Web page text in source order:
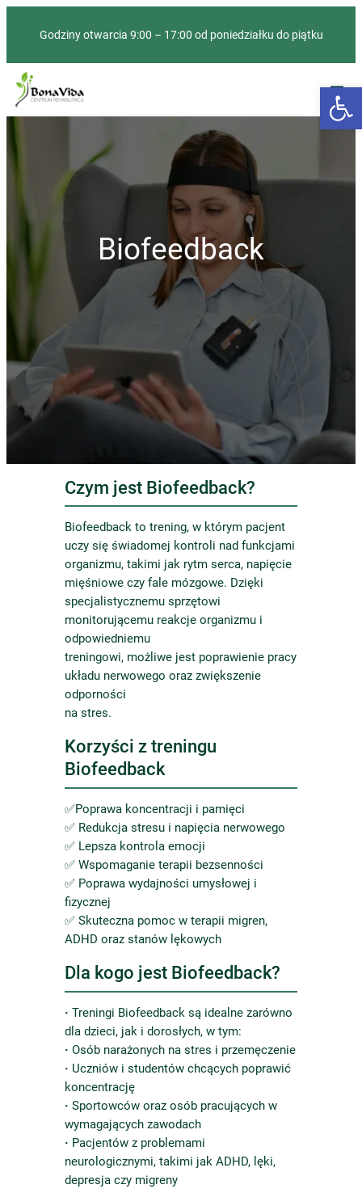
Godziny otwarcia 9:00 – 17:00 od poniedziałku do piątku
Biofeedback
Czym jest Biofeedback?
Biofeedback to trening, w którym pacjent
uczy się świadomej kontroli nad funkcjami
organizmu, takimi jak rytm serca, napięcie
mięśniowe czy fale mózgowe. Dzięki
specjalistycznemu sprzętowi
monitorującemu reakcje organizmu i
odpowiedniemu
treningowi, możliwe jest poprawienie pracy
układu nerwowego oraz zwiększenie
odporności
na stres.
Korzyści z treningu
Biofeedback
✅Poprawa koncentracji i pamięci
✅ Redukcja stresu i napięcia nerwowego
✅ Lepsza kontrola emocji
✅ Wspomaganie terapii bezsenności
✅ Poprawa wydajności umysłowej i
fizycznej
✅ Skuteczna pomoc w terapii migren,
ADHD oraz stanów lękowych
Dla kogo jest Biofeedback?
· Treningi Biofeedback są idealne zarówno
dla dzieci, jak i dorosłych, w tym:
· Osób narażonych na stres i przemęczenie
· Uczniów i studentów chcących poprawić
koncentrację
· Sportowców oraz osób pracujących w
wymagających zawodach
· Pacjentów z problemami
neurologicznymi, takimi jak ADHD, lęki,
depresja czy migreny